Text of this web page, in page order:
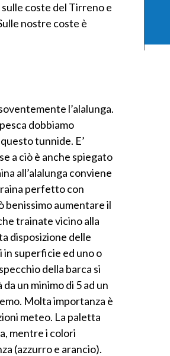
coste del Tirreno e
nostre coste è
l’alalunga.
dobbiamo
tunnide. E’
a ciò è anche spiegato
all’alalunga conviene
perfetto con
aumentare il
trainate vicino alla
disposizione delle
superficie ed uno o
della barca si
un minimo di 5 ad un
Molta importanza è
meteo. La paletta
mentre i colori
(azzurro e arancio).